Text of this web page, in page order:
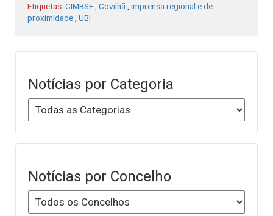
Etiquetas: CIMBSE Covilhã
imprensa regional e de
proximidade UBI
Notícias por Categoria
Notícias por Concelho